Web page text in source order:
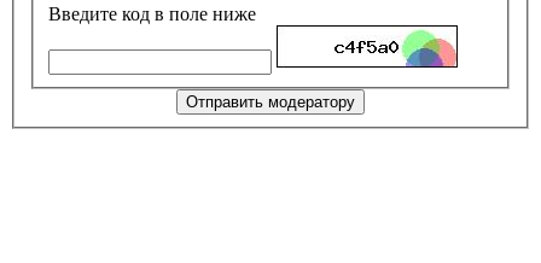
Введите код в поле ниже
Отправить модератору